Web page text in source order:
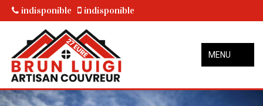
indisponible indisponible
MENU